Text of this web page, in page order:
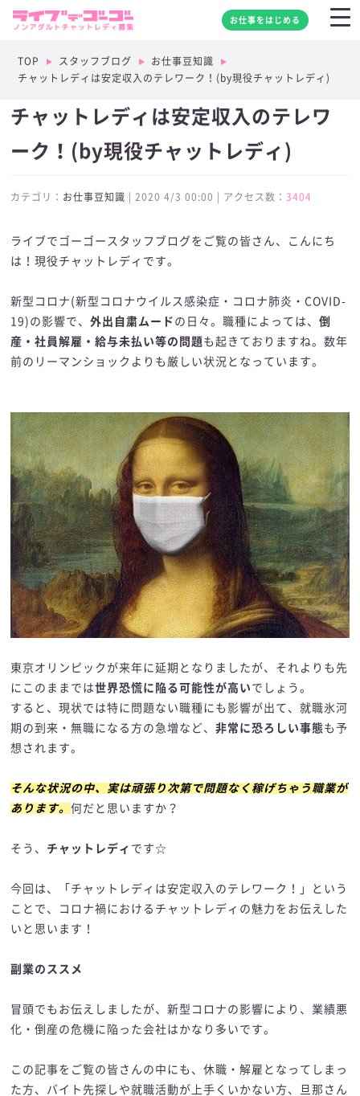
お仕事をはじめる
TOP スタッフブログ
お仕事豆知識
チャットレディは安定収入のテレワーク！(by現役チャットレディ)
チャットレディは安定収入のテレワ
ーク！(by現役チャットレディ)
カテゴリ： お仕事豆知識 | 2020 4/3 00:00 | アクセス数： 3404
ライブでゴーゴースタッフブログをご覧の皆さん、こんにち
は！現役チャットレディです。
新型コロナ(新型コロナウイルス感染症・コロナ肺炎・COVID-
19)の影響で、外出自粛ムード の日々。職種によっては、倒
産・社員解雇・給与未払い等の問題 も起きておりますね。数年
前のリーマンショックよりも厳しい状況となっています。
東京オリンピックが来年に延期となりましたが、それよりも先
にこのままでは世界恐慌に陥る可能性が高い でしょう。
すると、現状では特に問題ない職種にも影響が出て、就職氷河
期の到来・無職になる方の急増など、非常に恐ろしい事態も予
想されます。
そんな状況の中、実は頑張り次第で問題なく稼げちゃう職業が
あります。何だと思いますか？
そう、 チャットレディ です☆
今回は、「チャットレディは安定収入のテレワーク！」という
ことで、コロナ禍におけるチャットレディの魅力をお伝えした
いと思います！
副業のススメ
冒頭でもお伝えしましたが、新型コロナの影響により、業績悪
化・倒産の危機に陥った会社はかなり多いです。
この記事をご覧の皆さんの中にも、休職・解雇となってしまっ
た方、バイト先探しや就職活動が上手くいかない方、旦那さん